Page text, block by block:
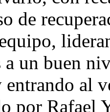
de
un buen
entrando al
por Rafael